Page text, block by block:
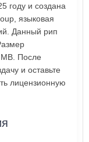
году и создана
языковая
Данный рип
После
и оставьте
лицензионную